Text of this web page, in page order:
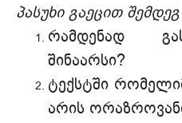
პასუხი გაეცით
რამდენად
შინაარსი?
ტექსტში
არის